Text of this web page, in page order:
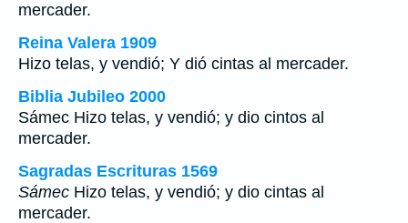
mercader.
Reina Valera 1909
Hizo telas, y vendió; Y dió cintas al mercader.
Biblia Jubileo 2000
Sámec Hizo telas, y vendió; y dio cintos al
mercader.
Sagradas Escrituras 1569
Sámec Hizo telas, y vendió; y dio cintas al
mercader.